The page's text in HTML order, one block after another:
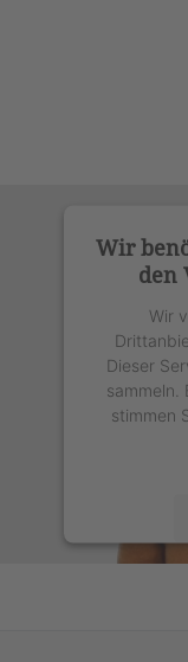
Wir
den
Wir
Dieser
sammeln.
stimmen